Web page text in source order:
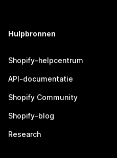
Hulpbronnen
Shopify-helpcentrum
API-documentatie
Shopify Community
Shopify-blog
Research